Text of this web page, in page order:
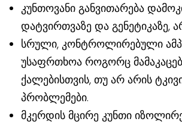
კუნთოვანი განვითარება
დატვირთვაზე და გენეტიკაზე,
სრული, კონტროლირებული
უსაფრთხოა როგორც
ქალებისთვის, თუ არ არის
პრობლემები.
მკერდის მცირე კუნთი